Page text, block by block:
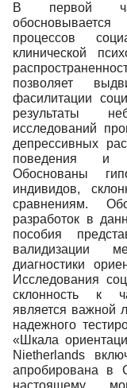
В первой
процессов
клинической
позволяет
фасилитации
результаты
исследований
депрессивных
поведения и
Обоснованы
индивидов,
сравнениям.
разработок в
пособия
валидизации
диагностики
Исследования
склонность к
является важной
надежного
«Шкала
Nietherlands
апробирована в